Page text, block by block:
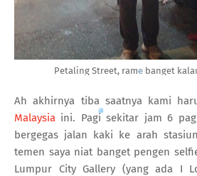
Petaling Street, rame banget
Ah akhirnya tiba saatnya kami
Malaysia ini. Pagi sekitar jam 6
bergegas jalan kaki ke arah
temen saya niat banget pengen
Lumpur City Gallery (yang ada I